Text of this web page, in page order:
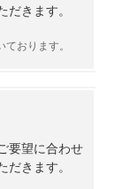
きます。
おります。
要望に合わせ
きます。